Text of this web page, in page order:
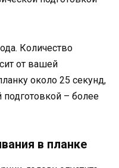
Количество
от вашей
около 25 секунд,
– более
в планке